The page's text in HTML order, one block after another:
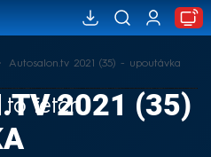
Autosalon.tv 2021 (35) - upoutávka
to fetch2021 (35)